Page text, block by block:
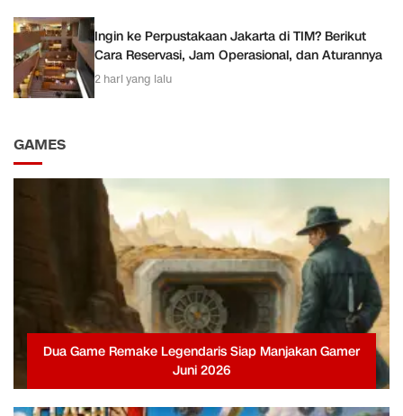
Ingin ke Perpustakaan Jakarta di TIM? Berikut
Cara Reservasi, Jam Operasional, dan Aturannya
2 hari yang lalu
GAMES
Dua Game Remake Legendaris Siap Manjakan Gamer
Juni 2026